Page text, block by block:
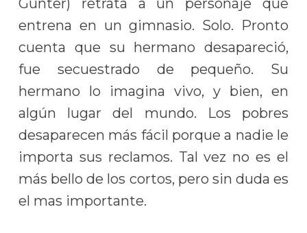
entrena en un gimnasio. Solo. Pronto
cuenta que su hermano desapareció,
fue secuestrado de pequeño. Su
hermano lo imagina vivo, y bien, en
algún lugar del mundo. Los pobres
desaparecen más fácil porque a nadie le
importa sus reclamos. Tal vez no es el
más bello de los cortos, pero sin duda es
el mas importante.